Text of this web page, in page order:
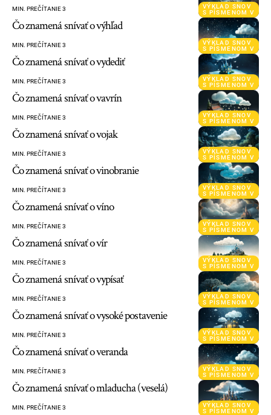
VÝKLAD SNOV
S PÍSMENOM V
MIN. PREČÍTANIE 3
VÝKLAD SNOV
S PÍSMENOM V
Čo znamená snívať o výhľad
MIN. PREČÍTANIE 3
VÝKLAD SNOV
S PÍSMENOM V
Čo znamená snívať o vydediť
MIN. PREČÍTANIE 3
VÝKLAD SNOV
S PÍSMENOM V
Čo znamená snívať o vavrín
MIN. PREČÍTANIE 3
VÝKLAD SNOV
S PÍSMENOM V
Čo znamená snívať o vojak
MIN. PREČÍTANIE 3
VÝKLAD SNOV
S PÍSMENOM V
Čo znamená snívať o vinobranie
MIN. PREČÍTANIE 3
VÝKLAD SNOV
S PÍSMENOM V
Čo znamená snívať o víno
MIN. PREČÍTANIE 3
VÝKLAD SNOV
S PÍSMENOM V
Čo znamená snívať o vír
MIN. PREČÍTANIE 3
VÝKLAD SNOV
S PÍSMENOM V
Čo znamená snívať o vypísať
MIN. PREČÍTANIE 3
VÝKLAD SNOV
S PÍSMENOM V
Čo znamená snívať o vysoké postavenie
MIN. PREČÍTANIE 3
VÝKLAD SNOV
S PÍSMENOM V
Čo znamená snívať o veranda
MIN. PREČÍTANIE 3
VÝKLAD SNOV
S PÍSMENOM V
Čo znamená snívať o mladucha (veselá)
MIN. PREČÍTANIE 3